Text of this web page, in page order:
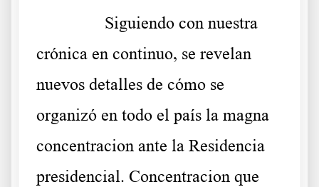
Siguiendo con nuestra
crónica en continuo, se revelan
nuevos detalles de cómo se
organizó en todo el país la magna
concentracion ante la Residencia
presidencial. Concentracion que